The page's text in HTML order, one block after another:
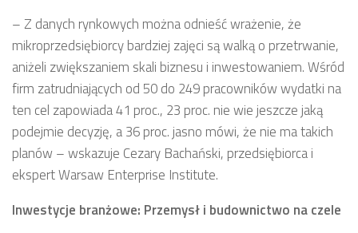
– Z danych rynkowych można odnieść wrażenie, że
mikroprzedsiębiorcy bardziej zajęci są walką o przetrwanie,
aniżeli zwiększaniem skali biznesu i inwestowaniem. Wśród
firm zatrudniających od 50 do 249 pracowników wydatki na
ten cel zapowiada 41 proc., 23 proc. nie wie jeszcze jaką
podejmie decyzję, a 36 proc. jasno mówi, że nie ma takich
planów – wskazuje Cezary Bachański, przedsiębiorca i
ekspert Warsaw Enterprise Institute.
Inwestycje branżowe: Przemysł i budownictwo na czele